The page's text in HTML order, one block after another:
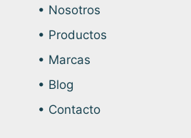
• Nosotros
• Productos
• Marcas
• Blog
• Contacto